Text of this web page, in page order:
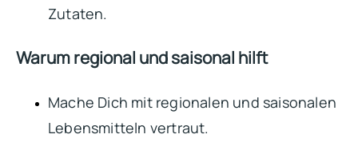
Zutaten.
Warum regional und saisonal hilft
Mache Dich mit regionalen und saisonalen
Lebensmitteln vertraut.